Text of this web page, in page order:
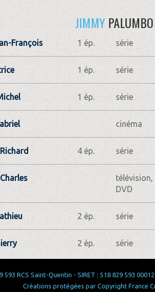
JIMMYPALUMBO
François 1 ép. série
1 ép. série
1 ép. série
cinéma
4 ép. série
télévision,
DVD
2 ép. série
2 ép. série
RCS Saint-Quentin - SIRET : 518 829 593
Créations protégées par Copyright France